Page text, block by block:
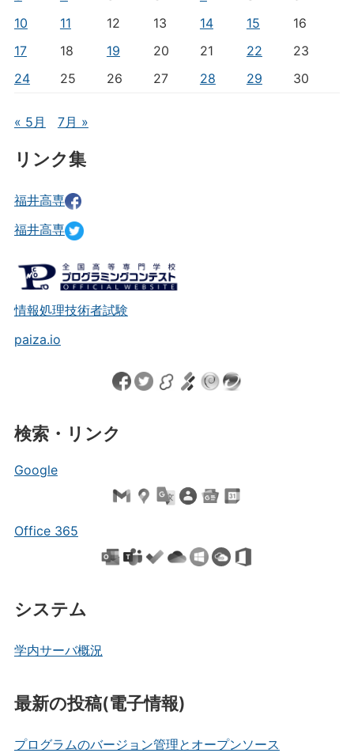
10
11 12 13 14 15
16
17
18 19 20 21 22
23
24
25 26 27 28 29 30
« 5月 7月 »
リンク集
福井高専
福井高専
情報処理技術者試験
paiza.io
検索・リンク
Google
Office 365
システム
学内サーバ概況
最新の投稿(電子情報)
プログラムのバージョン管理とオープンソース